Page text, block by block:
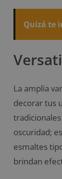
Quizá te
La amplia
decorar tus
oscuridad;
esmaltes
brindan